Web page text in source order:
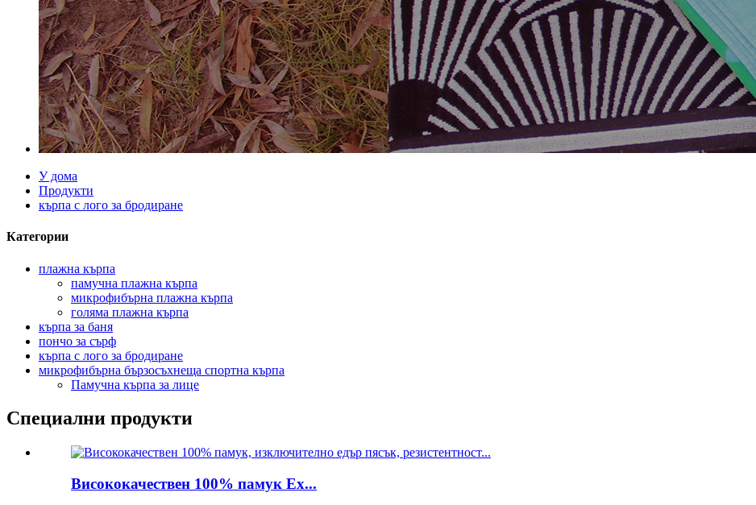
У дома
Продукти
кърпа с лого за бродиране
Категории
плажна кърпа
памучна плажна кърпа
микрофибърна плажна кърпа
голяма плажна кърпа
кърпа за баня
пончо за сърф
кърпа с лого за бродиране
микрофибърна бързосъхнеща спортна кърпа
Памучна кърпа за лице
Специални продукти
Висококачествен 100% памук Ex...